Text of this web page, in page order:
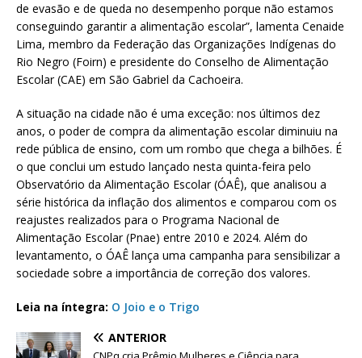
de evasão e de queda no desempenho porque não estamos
conseguindo garantir a alimentação escolar”, lamenta Cenaide
Lima, membro da Federação das Organizações Indígenas do
Rio Negro (Foirn) e presidente do Conselho de Alimentação
Escolar (CAE) em São Gabriel da Cachoeira.
A situação na cidade não é uma exceção: nos últimos dez
anos, o poder de compra da alimentação escolar diminuiu na
rede pública de ensino, com um rombo que chega a bilhões. É
o que conclui um estudo lançado nesta quinta-feira pelo
Observatório da Alimentação Escolar (ÓAÊ), que analisou a
série histórica da inflação dos alimentos e comparou com os
reajustes realizados para o Programa Nacional de
Alimentação Escolar (Pnae) entre 2010 e 2024. Além do
levantamento, o ÓAÊ lança uma campanha para sensibilizar a
sociedade sobre a importância de correção dos valores.
Leia na íntegra: O Joio e o Trigo
ANTERIOR